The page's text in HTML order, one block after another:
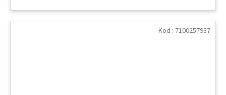
Kod : 7100257937